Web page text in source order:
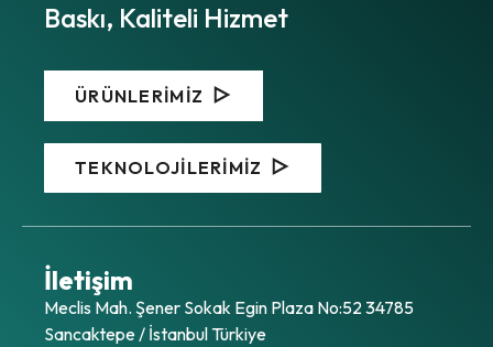
Baskı, Kaliteli Hizmet
ÜRÜNLERİMİZ
TEKNOLOJİLERİMİZ
İletişim
Meclis Mah. Şener Sokak Egin Plaza No:52 34785
Sancaktepe / İstanbul Türkiye